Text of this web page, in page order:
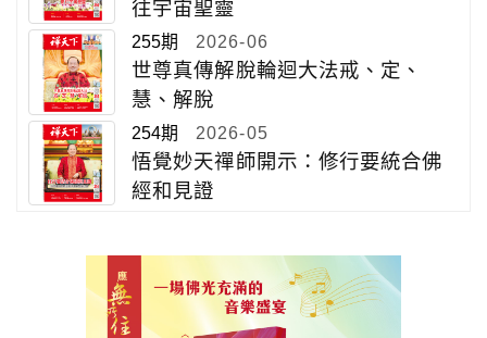
往宇宙聖靈
255期 2026-06
世尊真傳解脫輪迴大法戒、定、
慧、解脫
254期 2026-05
悟覺妙天禪師開示：修行要統合佛
經和見證